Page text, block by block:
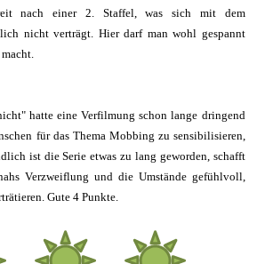
nach einer 2. Staffel, was sich mit dem
nicht verträgt. Hier darf man wohl gespannt
hatte eine Verfilmung schon lange dringend
für das Thema Mobbing zu sensibilisieren,
ist die Serie etwas zu lang geworden, schafft
Verzweiflung und die Umstände gefühlvoll,
Gute 4 Punkte.